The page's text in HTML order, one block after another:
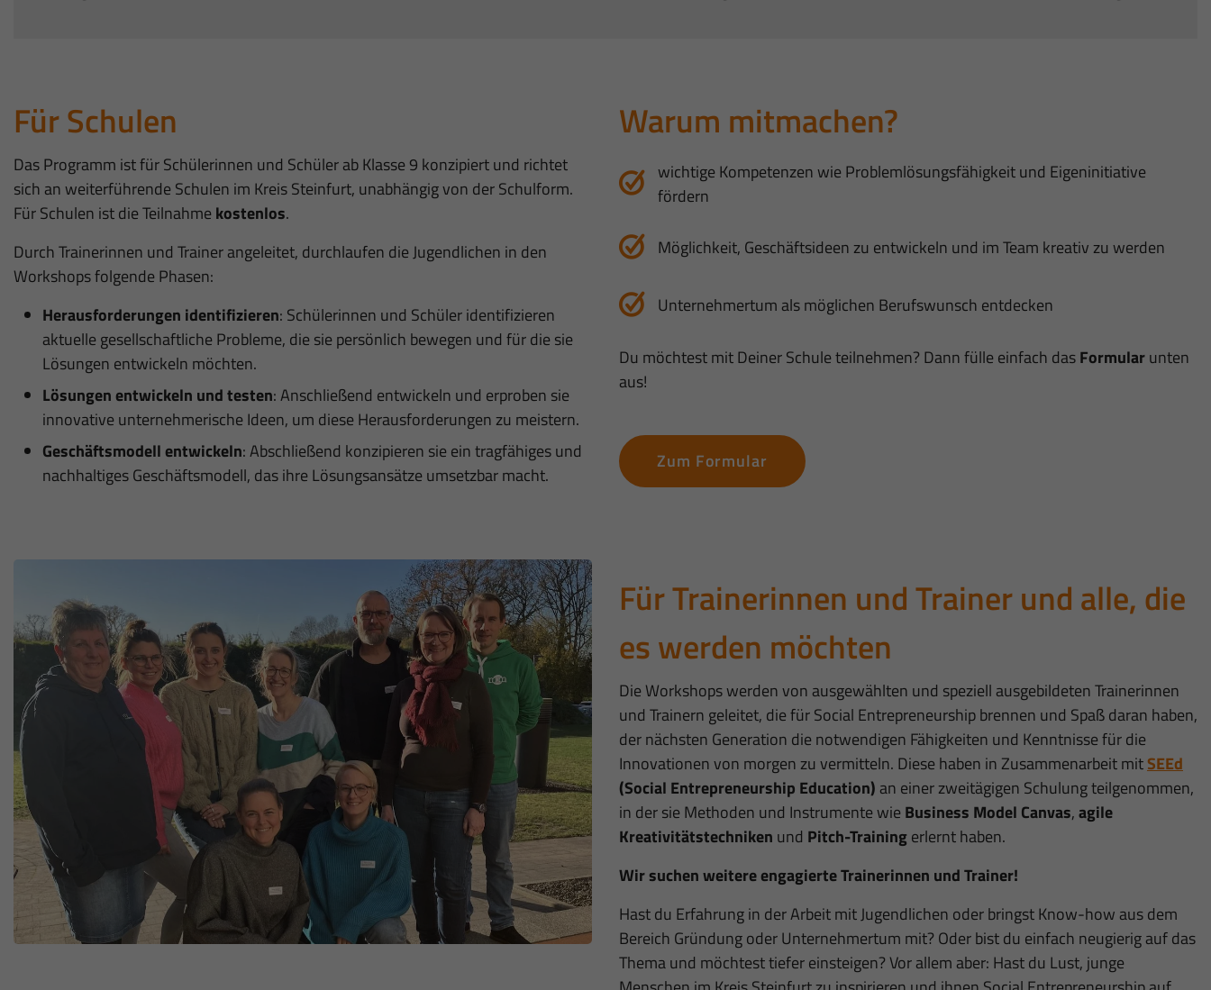
Für Schulen
Das Programm ist für Schülerinnen und Schüler ab Klasse 9 konzipiert und richtet
sich an weiterführende Schulen im Kreis Steinfurt, unabhängig von der Schulform.
Für Schulen ist die Teilnahme kostenlos.
Durch Trainerinnen und Trainer angeleitet, durchlaufen die Jugendlichen in den
Workshops folgende Phasen:
Herausforderungen identifizieren: Schülerinnen und Schüler identifizieren
aktuelle gesellschaftliche Probleme, die sie persönlich bewegen und für die sie
Lösungen entwickeln möchten.
Lösungen entwickeln und testen: Anschließend entwickeln und erproben sie
innovative unternehmerische Ideen, um diese Herausforderungen zu meistern.
Geschäftsmodell entwickeln: Abschließend konzipieren sie ein tragfähiges und
nachhaltiges Geschäftsmodell, das ihre Lösungsansätze umsetzbar macht.
Warum mitmachen?
wichtige Kompetenzen wie Problemlösungsfähigkeit und Eigeninitiative
fördern
Möglichkeit, Geschäftsideen zu entwickeln und im Team kreativ zu werden
Unternehmertum als möglichen Berufswunsch entdecken
Du möchtest mit Deiner Schule teilnehmen? Dann fülle einfach dasFormularunten
aus!
Zum Formular
Für Trainerinnen und Trainer und alle, die
es werden möchten
Die Workshops werden von ausgewählten und speziell ausgebildeten Trainerinnen
und Trainern geleitet, die für Social Entrepreneurship brennen und Spaß daran haben,
der nächsten Generation die notwendigen Fähigkeiten und Kenntnisse für die
Innovationen von morgen zu vermitteln. Diese haben in Zusammenarbeit mitSEEd
(Social Entrepreneurship Education) an einer zweitägigen Schulung teilgenommen,
in der sie Methoden und Instrumente wie Business Model Canvas,agile
Kreativitätstechniken und Pitch-Trainingerlernt haben.
Wir suchen weitere engagierte Trainerinnen und Trainer!
Hast du Erfahrung in der Arbeit mit Jugendlichen oder bringst Know-how aus dem
Bereich Gründung oder Unternehmertum mit? Oder bist du einfach neugierig auf das
Thema und möchtest tiefer einsteigen? Vor allem aber: Hast du Lust, junge